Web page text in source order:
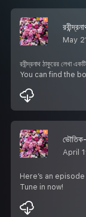
May
রবীন্দ্রনাথ ঠাকুরের
You can find the
April
Here’s an
Tune in now!